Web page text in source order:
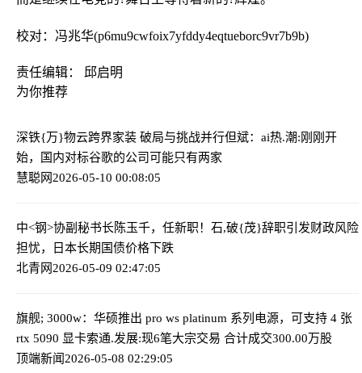
校对：冯兆华(p6mu9cwfoix7yfddy4eqtueborc9vr7b9b)
责任编辑： 邱启明
为你推荐
深铁{万}物云跨界家装 破局与挑战并行但斌：ai热.潮:刚刚开
始，国内对标谷歌的公司可能只有两家
慧聪网2026-05-10 00:08:05
中<钢>协副秘书长陈玉千，任新职！ 石,破{茂}辞职引发财政风险
担忧，日本长期国债价格下跌
北青网2026-05-09 02:47:05
旗舰; 3000w：华硕推出 pro ws platinum 系列电源，可支持 4 张
rtx 5090 显卡索通.发展:现6笔大宗交易 合计成交300.00万股
顶端新闻2026-05-08 02:29:05